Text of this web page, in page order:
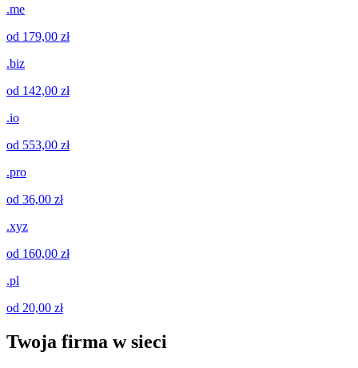
.me
od 179,00 zł
.biz
od 142,00 zł
.io
od 553,00 zł
.pro
od 36,00 zł
.xyz
od 160,00 zł
.pl
od 20,00 zł
Twoja firma w sieci